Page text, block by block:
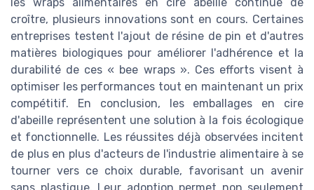
croître, plusieurs innovations sont en cours. Certaines
entreprises testent l'ajout de résine de pin et d'autres
matières biologiques pour améliorer l'adhérence et la
durabilité de ces « bee wraps ». Ces efforts visent à
optimiser les performances tout en maintenant un prix
compétitif. En conclusion, les emballages en cire
d'abeille représentent une solution à la fois écologique
et fonctionnelle. Les réussites déjà observées incitent
de plus en plus d'acteurs de l'industrie alimentaire à se
tourner vers ce choix durable, favorisant un avenir